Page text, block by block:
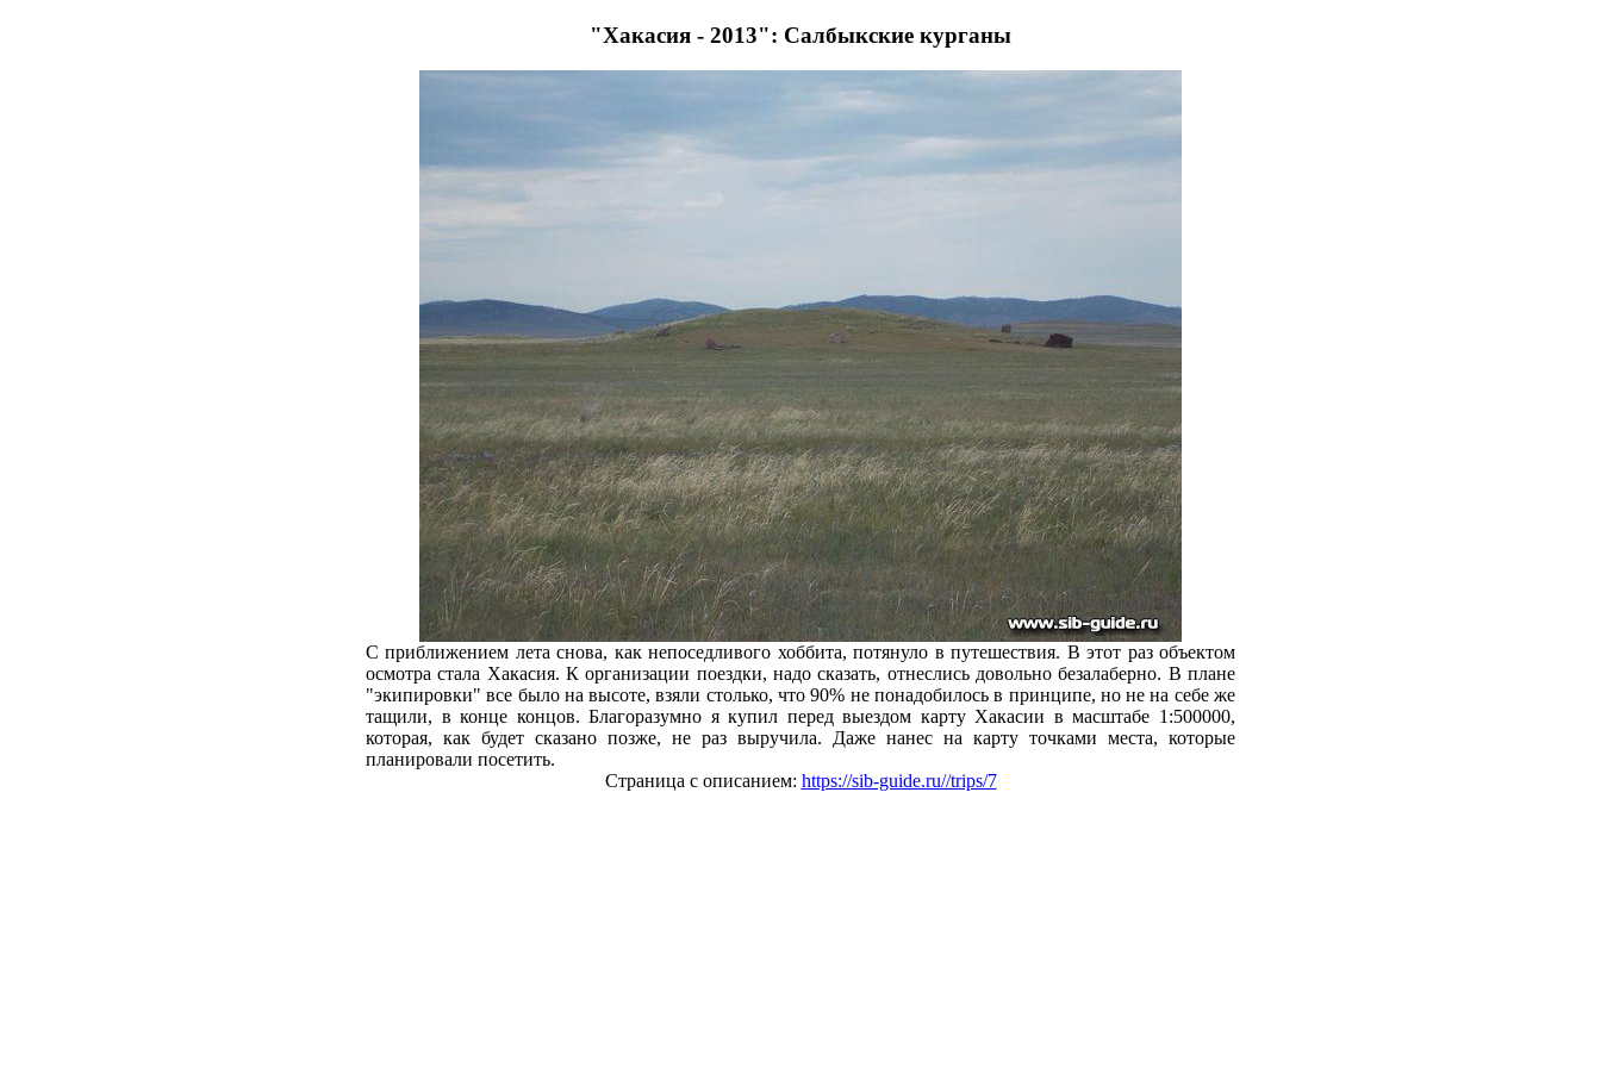
"Хакасия - 2013": Салбыкские курганы
С приближением лета снова, как непоседливого хоббита, потянуло в путешествия. В этот раз объектом
осмотра стала Хакасия. К организации поездки, надо сказать, отнеслись довольно безалаберно. В плане
"экипировки" все было на высоте, взяли столько, что 90% не понадобилось в принципе, но не на себе же
тащили, в конце концов. Благоразумно я купил перед выездом карту Хакасии в масштабе 1:500000,
которая, как будет сказано позже, не раз выручила. Даже нанес на карту точками места, которые
планировали посетить.
Страница с описанием: https://sib-guide.ru//trips/7